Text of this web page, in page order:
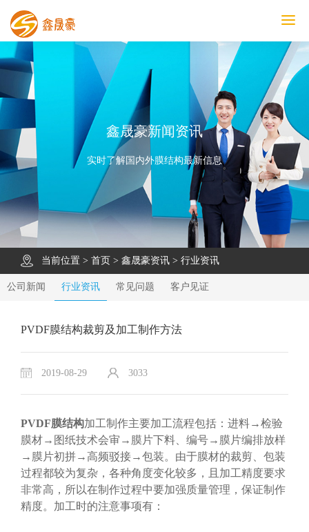
鑫晟豪首页
产品中心
工程案例
膜结构车棚
污水池反吊膜加盖
鑫晟豪资讯
关于鑫晟豪
联系鑫晟豪
鑫晟豪新闻资讯
实时了解国内外膜结构最新信息
当前位置 > 首页 > 鑫晟豪资讯 > 行业资讯
公司新闻 行业资讯 常见问题 客户见证
PVDF膜结构裁剪及加工制作方法
2019-08-29 3033
PVDF膜结构加工制作主要加工流程包括：进料→检验
膜材→图纸技术会审→膜片下料、编号→膜片编排放样
→膜片初拼→高频驳接→包装。由于膜材的裁剪、包装
过程都较为复杂，各种角度变化较多，且加工精度要求
非常高，所以在制作过程中要加强质量管理，保证制作
精度。加工时的注意事项有：